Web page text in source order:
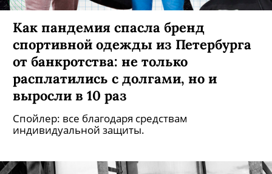
Как пандемия спасла бренд
спортивной одежды из Петербурга
от банкротства: не только
расплатились с долгами, но и
выросли в 10 раз